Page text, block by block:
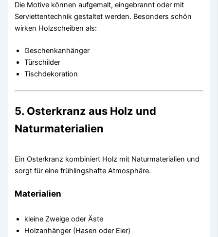
Die Motive können aufgemalt, eingebrannt oder mit
Serviettentechnik gestaltet werden. Besonders schön
wirken Holzscheiben als:
Geschenkanhänger
Türschilder
Tischdekoration
5. Osterkranz aus Holz und
Naturmaterialien
Ein Osterkranz kombiniert Holz mit Naturmaterialien und
sorgt für eine frühlingshafte Atmosphäre.
Materialien
kleine Zweige oder Äste
Holzanhänger (Hasen oder Eier)